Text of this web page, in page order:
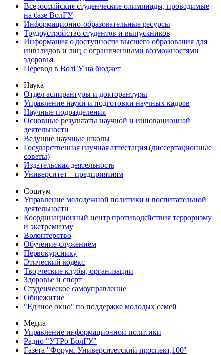
Всероссийские студенческие олимпиады, проводимые
на базе ВолГУ
Информационно-образовательные ресурсы
Трудоустройство студентов и выпускников
Информация о доступности высшего образования для
инвалидов и лиц с ограниченными возможностями
здоровья
Перевод в ВолГУ на бюджет
Наука
Отдел аспирантуры и докторантуры
Управление науки и подготовки научных кадров
Научные подразделения
Основные результаты научной и инновационной
деятельности
Ведущие научные школы
Государственная научная аттестация (диссертационные
советы)
Издательская деятельность
Университет – предприятиям
Социум
Управление молодежной политики и воспитательной
деятельности
Координационный центр противодействия терроризму
и экстремизму
Волонтерство
Обучение служением
Первокурснику
Этический кодекс
Творческие клубы, организации
Здоровье и спорт
Студенческое самоуправление
Общежитие
"Единое окно" по поддержке молодых семей
Медиа
Управление информационной политики
Радио "УТРо ВолГУ"
Газета "Форум. Университетский проспект,100"